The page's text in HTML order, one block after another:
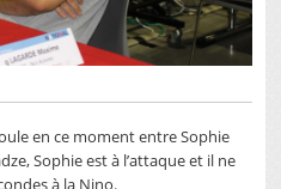
en ce moment entre Sophie
Sophie est à l’attaque et il ne
à la Nino.